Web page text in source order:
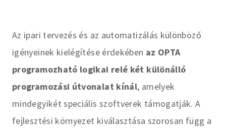
Az ipari tervezés és az automatizálás különböző
igényeinek kielégítése érdekében az OPTA
programozható logikai relé két különálló
programozási útvonalat kínál, amelyek
mindegyikét speciális szoftverek támogatják. A
fejlesztési környezet kiválasztása szorosan függ a